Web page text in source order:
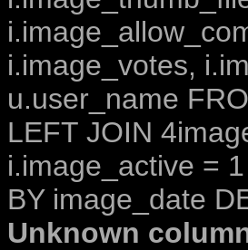
i.image_votes,
u.user_name
LEFT JOIN
i.image_active =
BY image_date
Unknown